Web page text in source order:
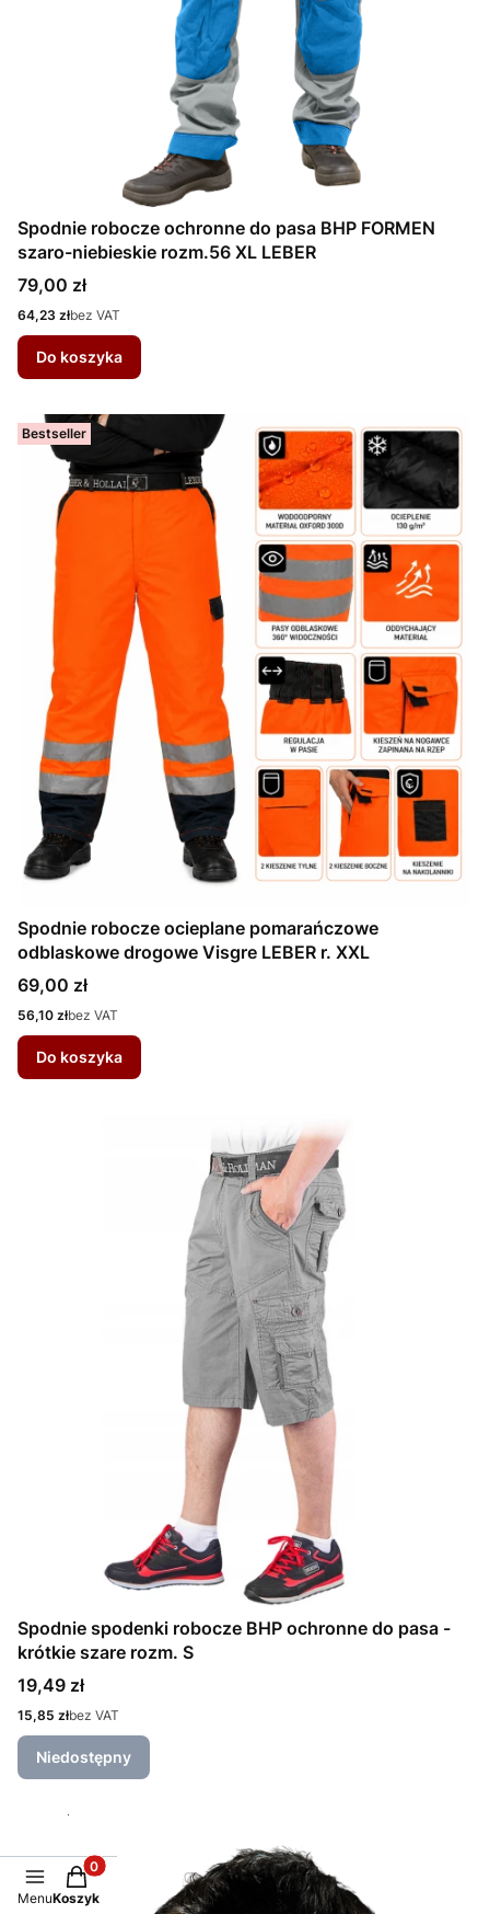
Spodnie robocze ochronne do pasa BHP FORMEN
szaro-niebieskie rozm.56 XL LEBER
Cena
79,00 zł
Cena
64,23 złbez VAT
Do koszyka
Bestseller
Spodnie robocze ocieplane pomarańczowe
odblaskowe drogowe Visgre LEBER r. XXL
Cena
69,00 zł
Cena
56,10 złbez VAT
Do koszyka
Spodnie spodenki robocze BHP ochronne do pasa -
krótkie szare rozm. S
Cena
19,49 zł
Cena
15,85 złbez VAT
Niedostępny
Menu
Produkty w koszyku: 0. Zobacz szczegóły
Koszyk